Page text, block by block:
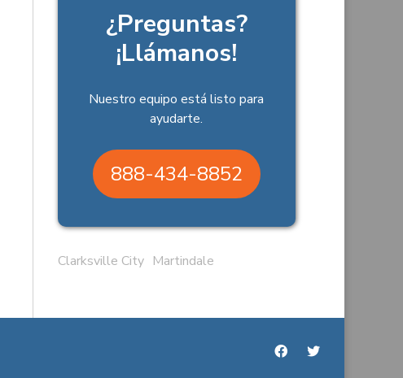
¿Preguntas?
¡Llámanos!
Nuestro equipo está listo para
ayudarte.
888-434-8852
Clarksville City Martindale